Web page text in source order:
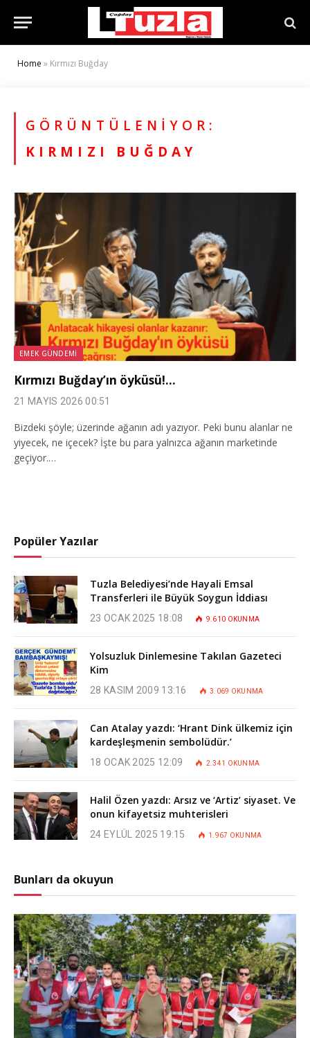
Home » Kırmızı Buğday
GÖRÜNTÜLENIYOR:
KIRMIZI BUĞDAY
EMEK GÜNDEMI
Kırmızı Buğday’ın öyküsü!…
21 MAYIS 2026 00:51
Bizdeki şöyle; üzerinde ağanın adı yazıyor. Peki bunu alanlar ne
yiyecek, ne içecek? İşte bu para yalnızca ağanın marketinde
geçiyor.…
Popüler Yazılar
Tuzla Belediyesi’nde Hayali Emsal
Transferleri ile Büyük Soygun İddiası
23 OCAK 2025 18:08 9.610 OKUNMA
Yolsuzluk Dinlemesine Takılan Gazeteci
Kim
28 KASIM 2009 13:16 3.069 OKUNMA
Can Atalay yazdı: ‘Hrant Dink ülkemiz için
kardeşleşmenin sembolüdür.’
18 OCAK 2025 12:09 2.341 OKUNMA
Halil Özen yazdı: Arsız ve ‘Artiz’ siyaset. Ve
onun kifayetsiz muhterisleri
24 EYLÜL 2025 19:15 1.967 OKUNMA
Bunları da okuyun